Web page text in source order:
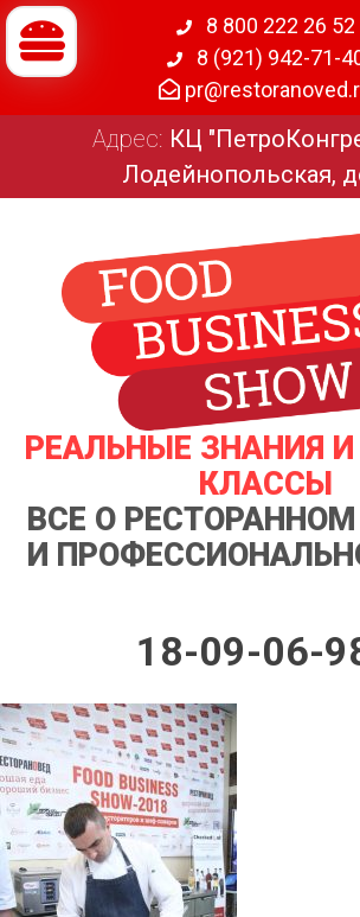
8 800 222 26 52
8 (921) 942-71-
Адрес: КЦ
Лодейнопольская,
РЕАЛЬНЫЕ ЗНАНИЯ
КЛАССЫ
ВСЕ О
И
18-09-06-